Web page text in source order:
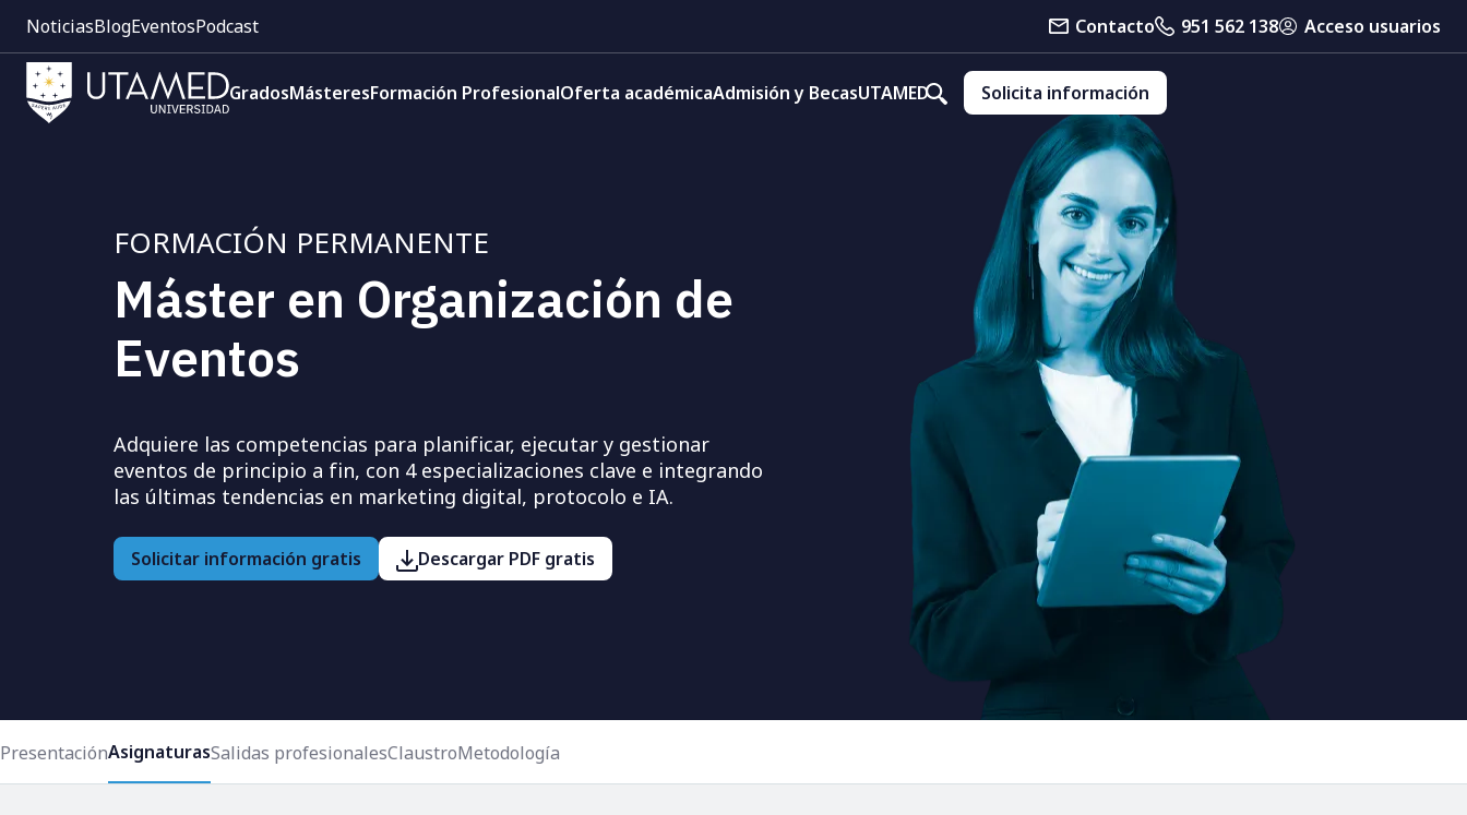
contenido
principal
cabecera:
Menú
1
NoticiasBlogEventosPodcast Contacto 951 562 138 Acceso usuarios
principal
GradosMásteresFormación ProfesionalOferta académicaAdmisión y BecasUTAMED Solicita información
FORMACIÓN PERMANENTE
Máster en Organización de
Eventos
Adquiere las competencias para planificar, ejecutar y gestionar
eventos de principio a fin, con 4 especializaciones clave e integrando
las últimas tendencias en marketing digital, protocolo e IA.
Solicitar información gratis Descargar PDF gratis
PresentaciónAsignaturasSalidas profesionalesClaustroMetodología